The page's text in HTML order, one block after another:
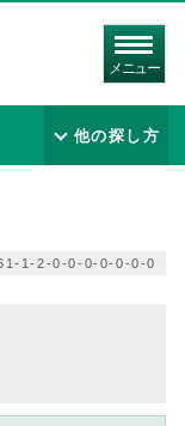
メニュー
他の探し方
1-2-0-0-0-0-0-0-0